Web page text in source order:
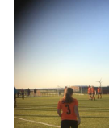
PRISER
BILDGALLERI
KONTAKT